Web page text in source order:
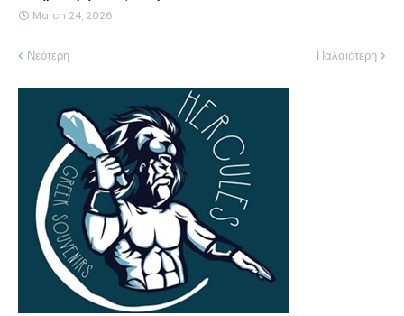
March 24, 2026
Νεότερη Παλαιότερη